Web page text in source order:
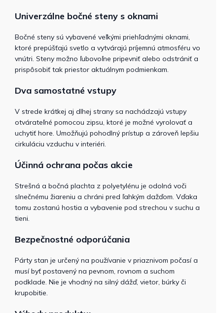
Univerzálne bočné steny s oknami
Bočné steny sú vybavené veľkými priehľadnými oknami,
ktoré prepúšťajú svetlo a vytvárajú príjemnú atmosféru vo
vnútri. Steny možno ľubovoľne pripevniť alebo odstrániť a
prispôsobiť tak priestor aktuálnym podmienkam.
Dva samostatné vstupy
V strede krátkej aj dlhej strany sa nachádzajú vstupy
otvárateľné pomocou zipsu, ktoré je možné vyrolovať a
uchytiť hore. Umožňujú pohodlný prístup a zároveň lepšiu
cirkuláciu vzduchu v interiéri.
Účinná ochrana počas akcie
Strešná a bočná plachta z polyetylénu je odolná voči
slnečnému žiareniu a chráni pred ľahkým dažďom. Vďaka
tomu zostanú hostia a vybavenie pod strechou v suchu a
tieni.
Bezpečnostné odporúčania
Párty stan je určený na používanie v priaznivom počasí a
musí byť postavený na pevnom, rovnom a suchom
podklade. Nie je vhodný na silný dážď, vietor, búrky či
krupobitie.